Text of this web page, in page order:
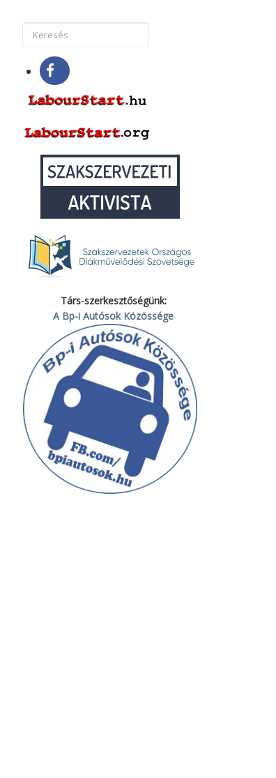
Társ-szerkesztőségünk:
A Bp-i Autósok Közössége